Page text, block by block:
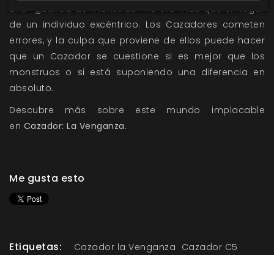
una «guarida de monstruo» no era más que el hogar
de un individuo excéntrico. Los Cazadores cometen
errores, y la culpa que proviene de ellos puede hacer
que un Cazador se cuestione si es mejor que los
monstruos o si está suponiendo una diferencia en
absoluto.
Descubre más sobre este mundo implacable
en Cazador: La Venganza.
Me gusta esto
Etiquetas: Cazador la Venganza Cazador C5